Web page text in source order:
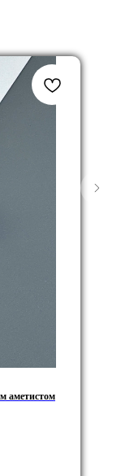
аметистом